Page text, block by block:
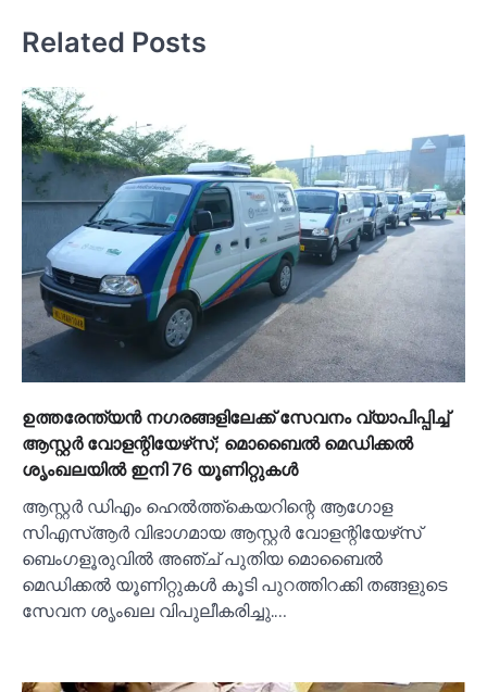
Related Posts
ഉത്തരേന്ത്യൻ നഗരങ്ങളിലേക്ക് സേവനം വ്യാപിപ്പിച്ച്
ആസ്റ്റർ വോളന്റിയേഴ്‌സ്; മൊബൈൽ മെഡിക്കൽ
ശൃംഖലയിൽ ഇനി 76 യൂണിറ്റുകൾ
ആസ്റ്റർ ഡിഎം ഹെൽത്ത്കെയറിന്റെ ആഗോള
സിഎസ്ആർ വിഭാഗമായ ആസ്റ്റർ വോളന്റിയേഴ്‌സ്
ബെംഗളൂരുവിൽ അഞ്ച് പുതിയ മൊബൈൽ
മെഡിക്കൽ യൂണിറ്റുകൾ കൂടി പുറത്തിറക്കി തങ്ങളുടെ
സേവന ശൃംഖല വിപുലീകരിച്ചു.…